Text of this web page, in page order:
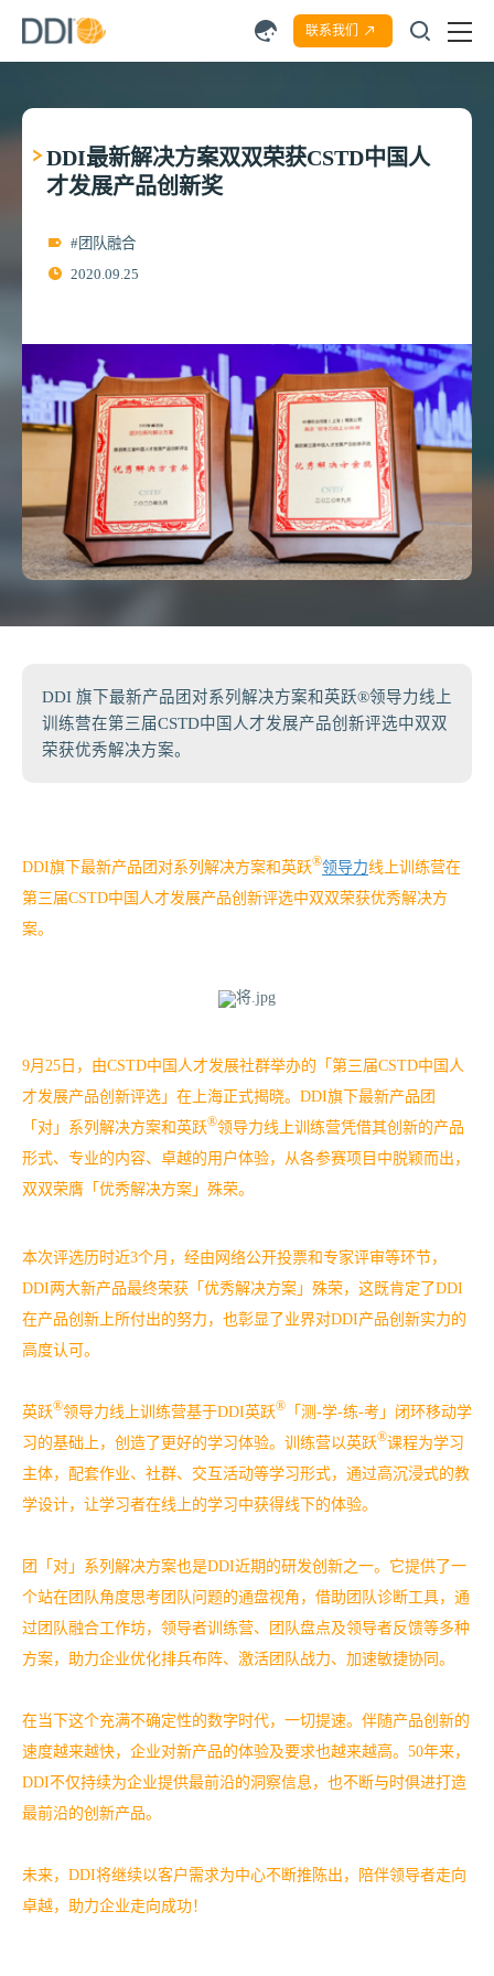
联系我们
DDI最新解决方案双双荣获CSTD中国人
才发展产品创新奖
#团队融合
2020.09.25
DDI 旗下最新产品团对系列解决方案和英跃®领导力线上
训练营在第三届CSTD中国人才发展产品创新评选中双双
荣获优秀解决方案。
DDI旗下最新产品团对系列解决方案和英跃®领导力线上训练营在
第三届CSTD中国人才发展产品创新评选中双双荣获优秀解决方
案。
9月25日，由CSTD中国人才发展社群举办的「第三届CSTD中国人
才发展产品创新评选」在上海正式揭晓。DDI旗下最新产品团
「对」系列解决方案和英跃®领导力线上训练营凭借其创新的产品
形式、专业的内容、卓越的用户体验，从各参赛项目中脱颖而出，
双双荣膺「优秀解决方案」殊荣。
本次评选历时近3个月，经由网络公开投票和专家评审等环节，
DDI两大新产品最终荣获「优秀解决方案」殊荣，这既肯定了DDI
在产品创新上所付出的努力，也彰显了业界对DDI产品创新实力的
高度认可。
英跃®领导力线上训练营基于DDI英跃® 「测-学-练-考」闭环移动学
习的基础上，创造了更好的学习体验。训练营以英跃®课程为学习
主体，配套作业、社群、交互活动等学习形式，通过高沉浸式的教
学设计，让学习者在线上的学习中获得线下的体验。
团「对」系列解决方案也是DDI近期的研发创新之一。它提供了一
个站在团队角度思考团队问题的通盘视角，借助团队诊断工具，通
过团队融合工作坊，领导者训练营、团队盘点及领导者反馈等多种
方案，助力企业优化排兵布阵、激活团队战力、加速敏捷协同。
在当下这个充满不确定性的数字时代，一切提速。伴随产品创新的
速度越来越快，企业对新产品的体验及要求也越来越高。50年来，
DDI不仅持续为企业提供最前沿的洞察信息，也不断与时俱进打造
最前沿的创新产品。
未来，DDI将继续以客户需求为中心不断推陈出，陪伴领导者走向
卓越，助力企业走向成功！